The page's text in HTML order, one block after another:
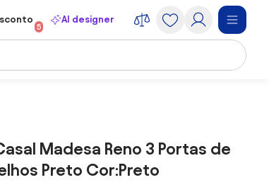
5
AI designer
Madesa Reno 3 Portas de
Preto Cor:Preto